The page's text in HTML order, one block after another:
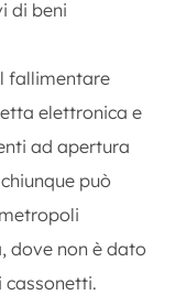
di beni
fallimentare
elettronica e
ad apertura
può
dove non è dato
cassonetti.